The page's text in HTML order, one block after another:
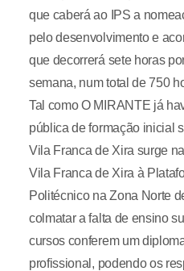
que caberá ao IPS a
pelo desenvolvimento e
que decorrerá sete horas
semana, num total de 750
Tal como O MIRANTE já
pública de formação inicial
Vila Franca de Xira surge
Vila Franca de Xira à
Politécnico na Zona Norte
colmatar a falta de ensino
cursos conferem um
profissional, podendo os